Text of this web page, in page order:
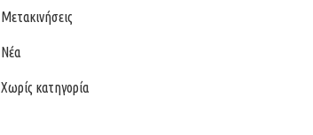
Μετακινήσεις
Νέα
Χωρίς κατηγορία